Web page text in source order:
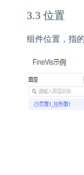
3.3 位置
组件位置，指